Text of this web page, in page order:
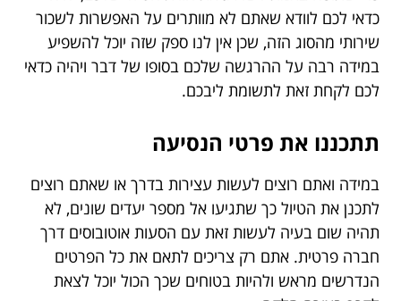
כדאי לכם לוודא שאתם לא מוותרים על האפשרות לשכור
שירותי מהסוג הזה, שכן אין לנו ספק שזה יוכל להשפיע
במידה רבה על ההרגשה שלכם בסופו של דבר ויהיה כדאי
לכם לקחת זאת לתשומת ליבכם.
תתכננו את פרטי הנסיעה
במידה ואתם רוצים לעשות עצירות בדרך או שאתם רוצים
לתכנן את הטיול כך שתגיעו אל מספר יעדים שונים, לא
תהיה שום בעיה לעשות זאת עם הסעות אוטובוסים דרך
חברה פרטית. אתם רק צריכים לתאם את כל הפרטים
הנדרשים מראש ולהיות בטוחים שכך הכול יוכל לצאת